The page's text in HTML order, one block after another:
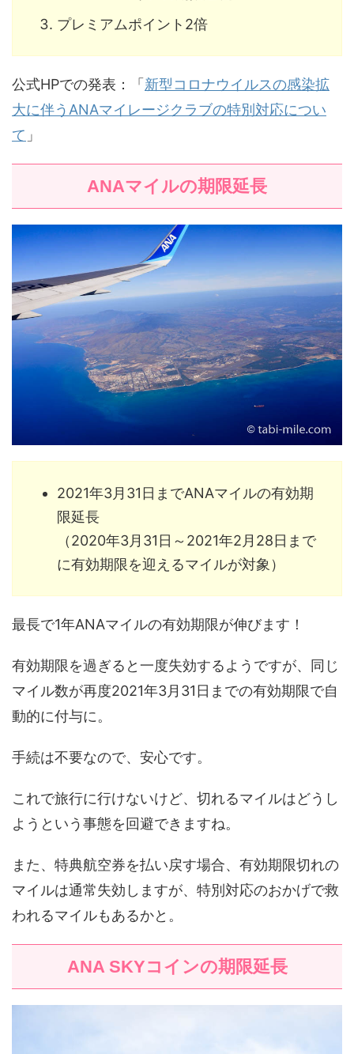
プレミアムポイント2倍
公式HPでの発表：「 新型コロナウイルスの感染拡
大に伴うANAマイレージクラブの特別対応につい
て 」
ANAマイルの期限延長
2021年3月31日までANAマイルの有効期
限延長
（2020年3月31日～2021年2月28日まで
に有効期限を迎えるマイルが対象）
最長で1年ANAマイルの有効期限が伸びます！
有効期限を過ぎると一度失効するようですが、同じ
マイル数が再度2021年3月31日までの有効期限で自
動的に付与に。
手続は不要なので、安心です。
これで旅行に行けないけど、切れるマイルはどうし
ようという事態を回避できますね。
また、特典航空券を払い戻す場合、有効期限切れの
マイルは通常失効しますが、特別対応のおかげで救
われるマイルもあるかと。
ANA SKYコインの期限延長